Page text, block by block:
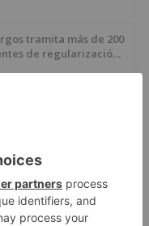
tramita más de 200
de regularización
seis meses sin la
obligatoria contra
plagas